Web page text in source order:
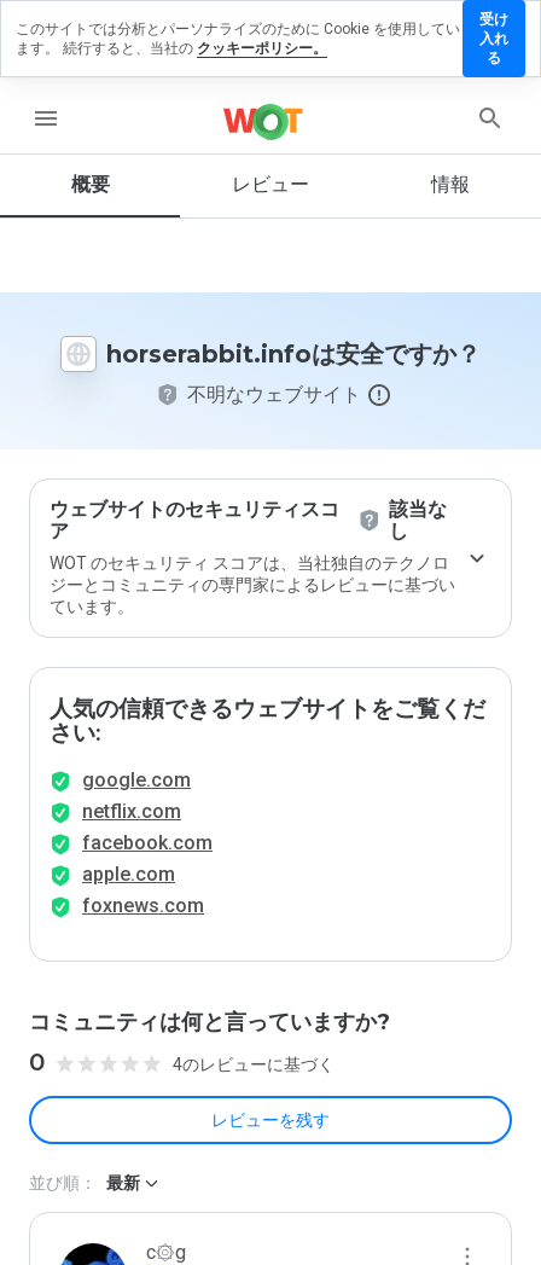
menu
概要 レビュー 情報
horserabbit.infoは安全ですか？
不明なウェブサイト
ウェブサイトのセキュリティスコ
ア
該当な
し
WOT のセキュリティ スコアは、当社独自のテクノロ
ジーとコミュニティの専門家によるレビューに基づい
ています。
人気の信頼できるウェブサイトをご覧くだ
さい:
google.com
netflix.com
facebook.com
apple.com
foxnews.com
コミュニティは何と言っていますか?
0 4のレビューに基づく
レビューを残す
ューを
この
イト
価し
ます
か？
並び順： 最新
c۞g
このサイトでは分析とパーソナライズのために Cookie を使用してい
ます。 続行すると、当社の クッキーポリシー。
受け
入れ
る